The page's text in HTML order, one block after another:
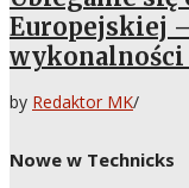
Europejskiej
by Redaktor MK/
Nowe w Technicks